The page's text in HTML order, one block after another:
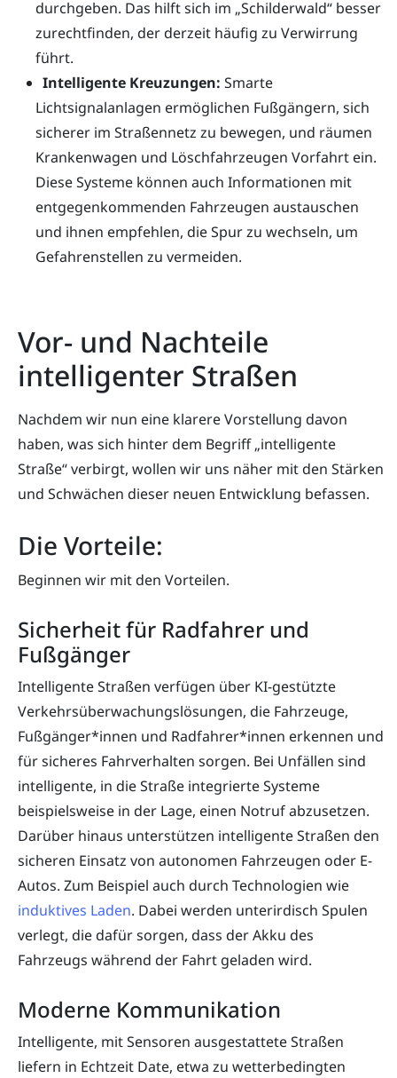
durchgeben. Das hilft sich im „Schilderwald“ besser
zurechtfinden, der derzeit häufig zu Verwirrung
führt.
Intelligente Kreuzungen: Smarte
Lichtsignalanlagen ermöglichen Fußgängern, sich
sicherer im Straßennetz zu bewegen, und räumen
Krankenwagen und Löschfahrzeugen Vorfahrt ein.
Diese Systeme können auch Informationen mit
entgegenkommenden Fahrzeugen austauschen
und ihnen empfehlen, die Spur zu wechseln, um
Gefahrenstellen zu vermeiden.
Vor- und Nachteile
intelligenter Straßen
Nachdem wir nun eine klarere Vorstellung davon
haben, was sich hinter dem Begriff „intelligente
Straße“ verbirgt, wollen wir uns näher mit den Stärken
und Schwächen dieser neuen Entwicklung befassen.
Die Vorteile:
Beginnen wir mit den Vorteilen.
Sicherheit für Radfahrer und
Fußgänger
Intelligente Straßen verfügen über KI-gestützte
Verkehrsüberwachungslösungen, die Fahrzeuge,
Fußgänger*innen und Radfahrer*innen erkennen und
für sicheres Fahrverhalten sorgen. Bei Unfällen sind
intelligente, in die Straße integrierte Systeme
beispielsweise in der Lage, einen Notruf abzusetzen.
Darüber hinaus unterstützen intelligente Straßen den
sicheren Einsatz von autonomen Fahrzeugen oder E-
Autos. Zum Beispiel auch durch Technologien wie
induktives Laden. Dabei werden unterirdisch Spulen
verlegt, die dafür sorgen, dass der Akku des
Fahrzeugs während der Fahrt geladen wird.
Moderne Kommunikation
Intelligente, mit Sensoren ausgestattete Straßen
liefern in Echtzeit Date, etwa zu wetterbedingten